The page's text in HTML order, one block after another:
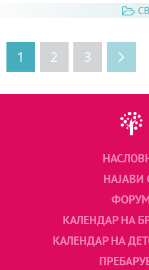
1 2 3
НАЈАВИ
КАЛЕНДАР НА
КАЛЕНДАР НА